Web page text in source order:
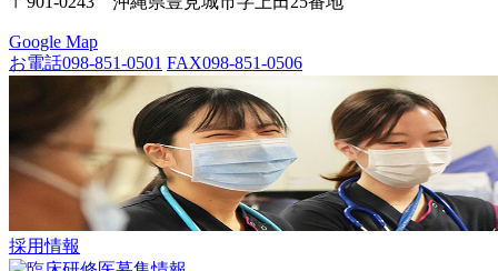
Google Map
お電話098-851-0501 FAX098-851-0506
採用情報